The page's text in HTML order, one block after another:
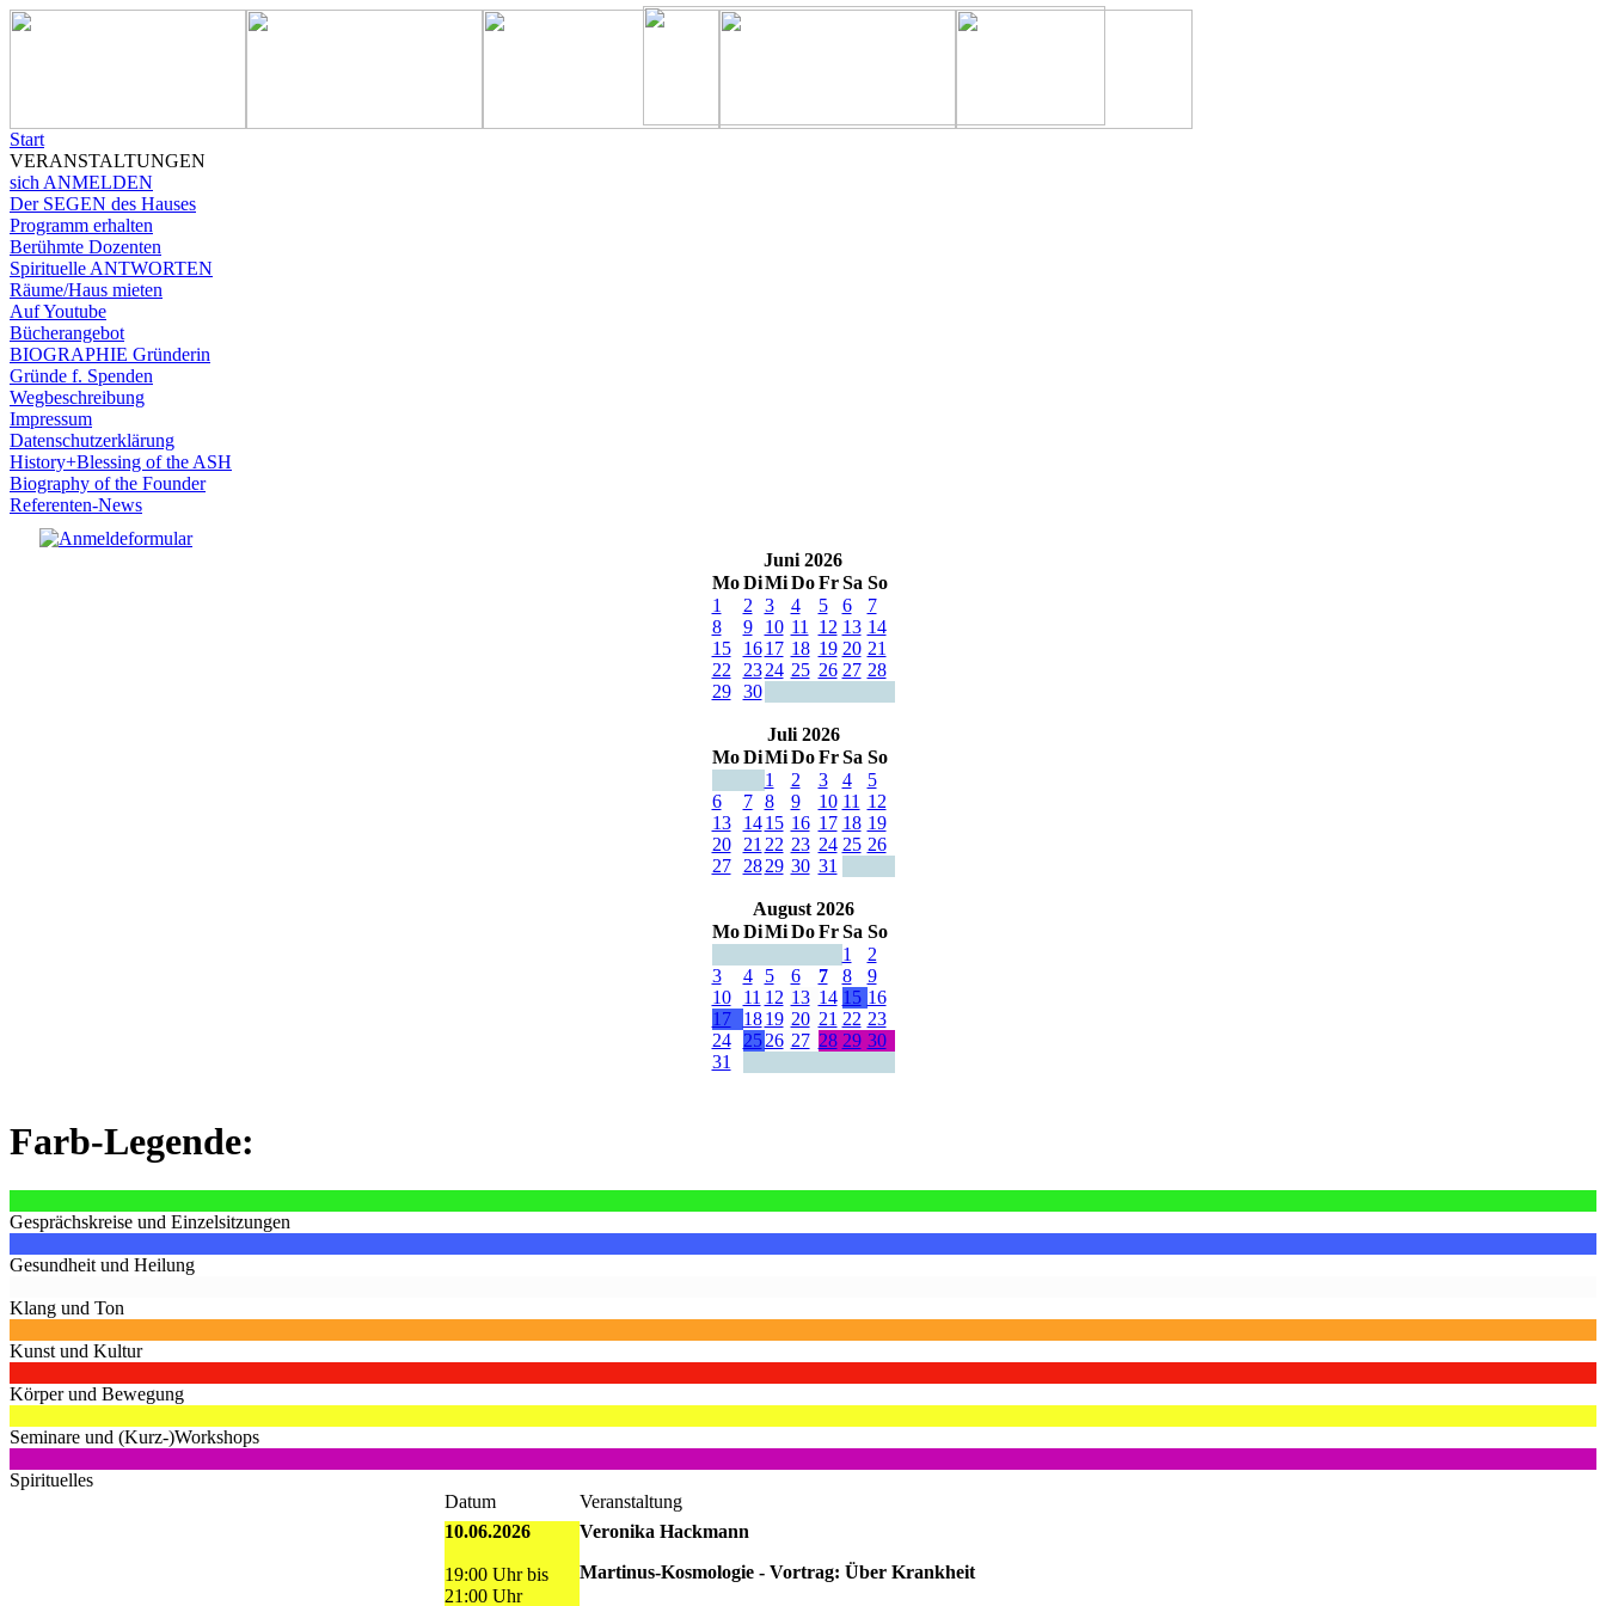
Start
VERANSTALTUNGEN
sich ANMELDEN
Der SEGEN des Hauses
Programm erhalten
Berühmte Dozenten
Spirituelle ANTWORTEN
Räume/Haus mieten
Auf Youtube
Bücherangebot
BIOGRAPHIE Gründerin
Gründe f. Spenden
Wegbeschreibung
Impressum
Datenschutzerklärung
History+Blessing of the ASH
Biography of the Founder
Referenten-News
Juni 2026
Mo DiMi Do Fr Sa So
1
2 3 4 5 6
7
8
9 10 11 12 13 14
15
16 17 18 19 20 21
22
23 24 25 26 27 28
29
30
Juli 2026
Mo DiMi Do Fr Sa So
1
2 3 4
5
6
7 8 9 10 11 12
13
14 15 16 17 18 19
20
21 22 23 24 25 26
27
28 29 30 31
August 2026
Mo DiMi Do Fr Sa So
1
2
3
4 5 6 7 8
9
10
11 12 13 14 15 16
17
18 19 20 21 22 23
24
25 26 27 28 29 30
31
Farb-Legende:
Gesprächskreise und Einzelsitzungen
Gesundheit und Heilung
Klang und Ton
Kunst und Kultur
Körper und Bewegung
Seminare und (Kurz-)Workshops
Spirituelles
Datum
Veranstaltung
10.06.2026
19:00 Uhr bis
21:00 Uhr
Veronika Hackmann
Martinus-Kosmologie - Vortrag: Über Krankheit